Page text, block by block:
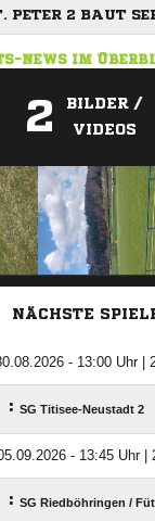
PETER 2 BAUT
NEWS IM
2
BILDER /
VIDEOS
ANZEIGE
NÄCHSTE
- 13:00 Uhr |
: SG Titisee-Neustadt 2
- 13:45 Uhr |
: SG Riedböhringen /​